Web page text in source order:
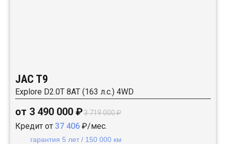
JAC T9
Explore D2.0T 8AT (163 л.с.) 4WD
от 3 490 000 ₽3 719 000 ₽
Кредит от 37 406 ₽/мес.
гарантия 5 лет / 150 000 км